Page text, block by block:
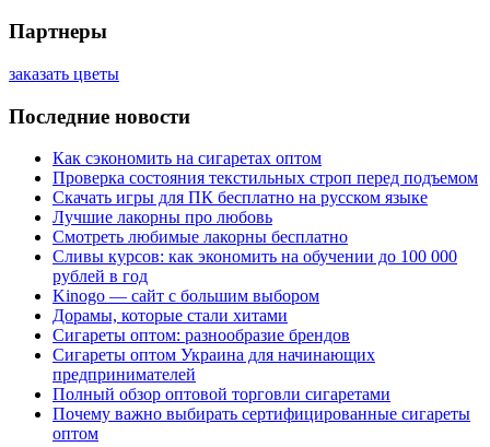
Партнеры
заказать цветы
Последние новости
Как сэкономить на сигаретах оптом
Проверка состояния текстильных строп перед подъемом
Скачать игры для ПК бесплатно на русском языке
Лучшие лакорны про любовь
Смотреть любимые лакорны бесплатно
Сливы курсов: как экономить на обучении до 100 000
рублей в год
Kinogo — сайт с большим выбором
Дорамы, которые стали хитами
Сигареты оптом: разнообразие брендов
Сигареты оптом Украина для начинающих
предпринимателей
Полный обзор оптовой торговли сигаретами
Почему важно выбирать сертифицированные сигареты
оптом